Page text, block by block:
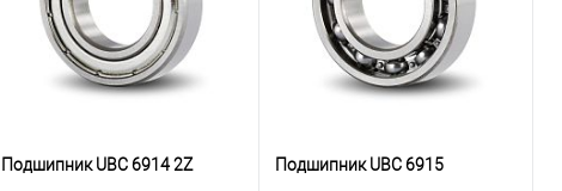
В избранное
В наличии
В избранное
В наличии
Подшипник UBC 6914 2Z
Подшипник UBC 6915